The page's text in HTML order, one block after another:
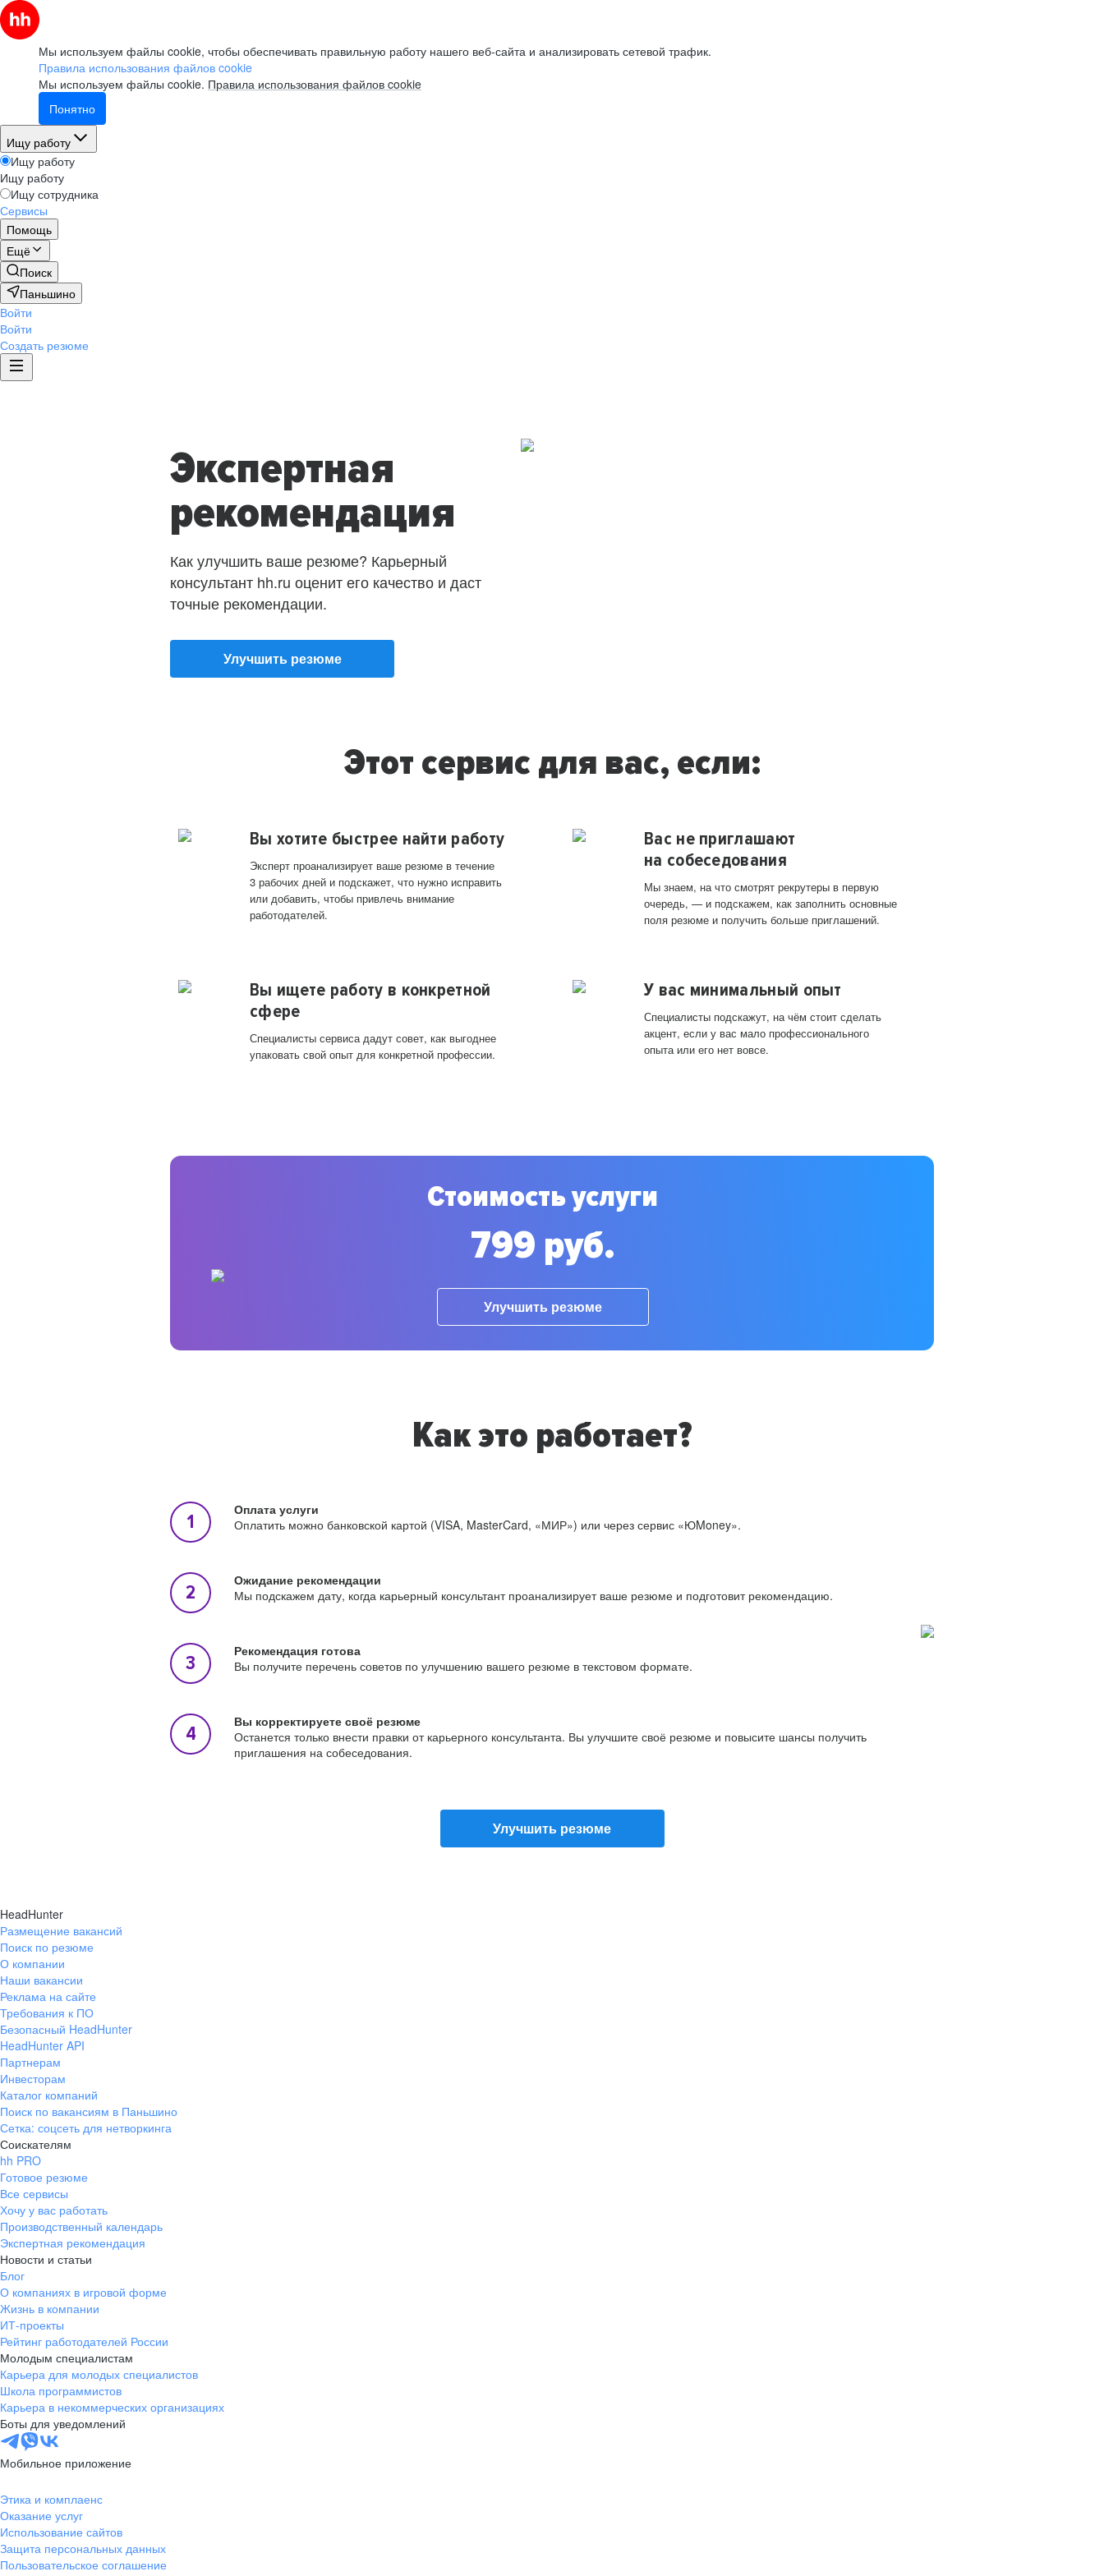
Мы используем файлы cookie, чтобы обеспечивать правильную работу нашего веб-сайта и анализировать сетевой трафик.
Правила использования файлов cookie
Мы используем файлы cookie. Правила использования файлов cookie
Понятно
Ищу работу
Ищу работу
Ищу работу
Ищу сотрудника
Сервисы
Помощь
Ещё
Поиск
Паньшино
Войти
Войти
Создать резюме
Экспертная
рекомендация
Как улучшить ваше резюме? Карьерный
консультант hh.ru оценит его качество и даст
точные рекомендации.
Улучшить резюме
Этот сервис для вас, если:
Вы хотите быстрее найти работу
Эксперт проанализирует ваше резюме в течение
3 рабочих дней и подскажет, что нужно исправить
или добавить, чтобы привлечь внимание
работодателей.
Вас не приглашают
на собеседования
Мы знаем, на что смотрят рекрутеры в первую
очередь, — и подскажем, как заполнить основные
поля резюме и получить больше приглашений.
Вы ищете работу в конкретной
сфере
Специалисты сервиса дадут совет, как выгоднее
упаковать свой опыт для конкретной профессии.
У вас минимальный опыт
Специалисты подскажут, на чём стоит сделать
акцент, если у вас мало профессионального
опыта или его нет вовсе.
Стоимость услуги
799 руб.
Улучшить резюме
Как это работает?
Оплата услуги
Оплатить можно банковской картой (VISA, MasterCard, «МИР») или через сервис «ЮMoney».
Ожидание рекомендации
Мы подскажем дату, когда карьерный консультант проанализирует ваше резюме и подготовит рекомендацию.
Рекомендация готова
Вы получите перечень советов по улучшению вашего резюме в текстовом формате.
Вы корректируете своё резюме
Останется только внести правки от карьерного консультанта. Вы улучшите своё резюме и повысите шансы получить
приглашения на собеседования.
Улучшить резюме
HeadHunter
Размещение вакансий
Поиск по резюме
О компании
Наши вакансии
Реклама на сайте
Требования к ПО
Безопасный HeadHunter
HeadHunter API
Партнерам
Инвесторам
Каталог компаний
Поиск по вакансиям в Паньшино
Сетка: соцсеть для нетворкинга
Соискателям
hh PRO
Готовое резюме
Все сервисы
Хочу у вас работать
Производственный календарь
Экспертная рекомендация
Новости и статьи
Блог
О компаниях в игровой форме
Жизнь в компании
ИТ-проекты
Рейтинг работодателей России
Молодым специалистам
Карьера для молодых специалистов
Школа программистов
Карьера в некоммерческих организациях
Боты для уведомлений
Мобильное приложение
Этика и комплаенс
Оказание услуг
Использование сайтов
Защита персональных данных
Пользовательское соглашение